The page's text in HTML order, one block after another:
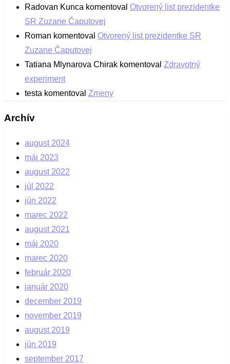
Radovan Kunca komentoval Otvorený list prezidentke
SR Zuzane Čaputovej
Roman komentoval Otvorený list prezidentke SR
Zuzane Čaputovej
Tatiana Mlynarova Chirak komentoval Zdravotný
experiment
testa komentoval Zmeny
Archív
august 2024
máj 2023
august 2022
júl 2022
jún 2022
marec 2022
august 2021
máj 2020
marec 2020
február 2020
január 2020
december 2019
november 2019
august 2019
jún 2019
september 2017